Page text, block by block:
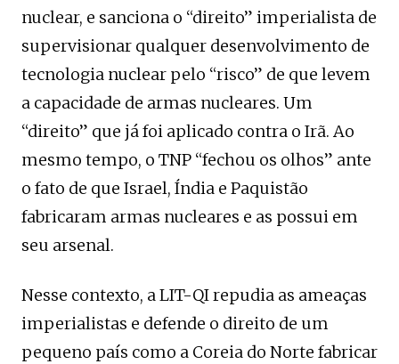
nuclear, e sanciona o “direito” imperialista de
supervisionar qualquer desenvolvimento de
tecnologia nuclear pelo “risco” de que levem
a capacidade de armas nucleares. Um
“direito” que já foi aplicado contra o Irã. Ao
mesmo tempo, o TNP “fechou os olhos” ante
o fato de que Israel, Índia e Paquistão
fabricaram armas nucleares e as possui em
seu arsenal.
Nesse contexto, a LIT-QI repudia as ameaças
imperialistas e defende o direito de um
pequeno país como a Coreia do Norte fabricar